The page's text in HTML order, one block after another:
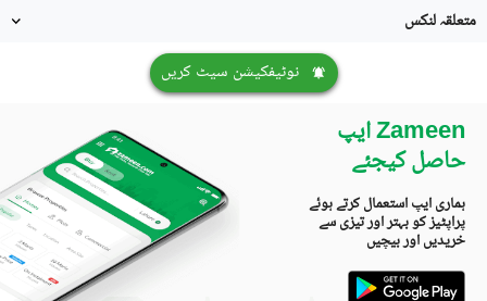
متعلقہ لنکس
نوٹیفکیشن سیٹ کریں
Zameen ایپ
حاصل کیجئے
ہماری ایپ استعمال کرتے ہوئے
پراپٹیز کو بہتر اور تیزی سے
خریدیں اور بیچیں